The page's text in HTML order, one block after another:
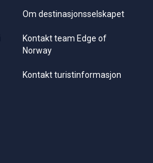
Om destinasjonsselskapet
Kontakt team Edge of
Norway
Kontakt turistinformasjon